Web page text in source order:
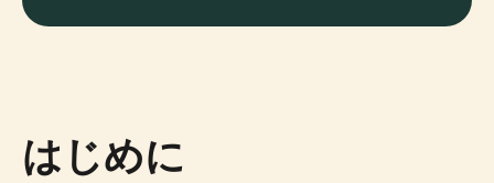
はじめに